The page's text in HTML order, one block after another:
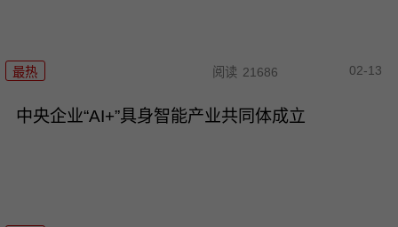
最热 阅读 21686 02-13
中央企业“AI+”具身智能产业共同体成立